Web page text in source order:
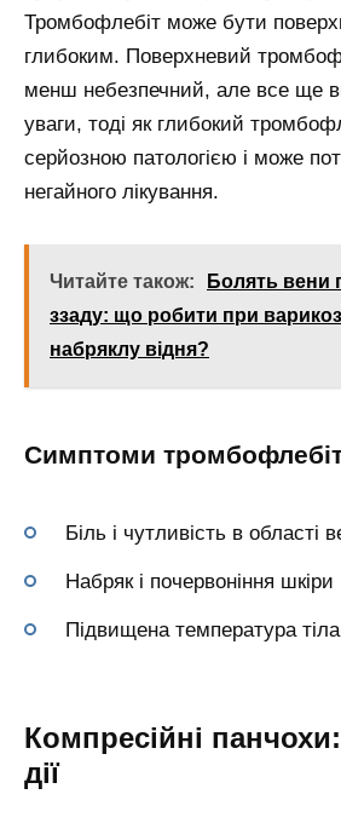
Тромбофлебіт може бути
глибоким. Поверхневий
менш небезпечний, але все ще
уваги, тоді як глибокий
серйозною патологією і може
негайного лікування.
Читайте також:
Болять вени
ззаду: що робити при
набряклу відня?
Симптоми
Біль і чутливість в області
Набряк і почервоніння шкіри
Підвищена температура тіла
Компресійні
дії